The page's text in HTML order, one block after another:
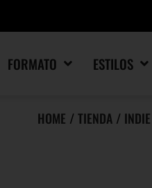
FORMATO ESTILOS
HOME / TIENDA/